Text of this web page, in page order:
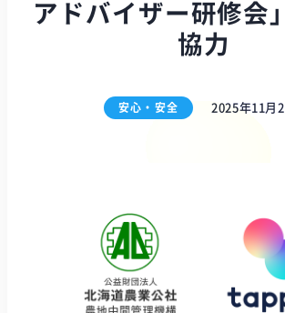
アドバイザー研修会
協力
安心・安全 2025年11月